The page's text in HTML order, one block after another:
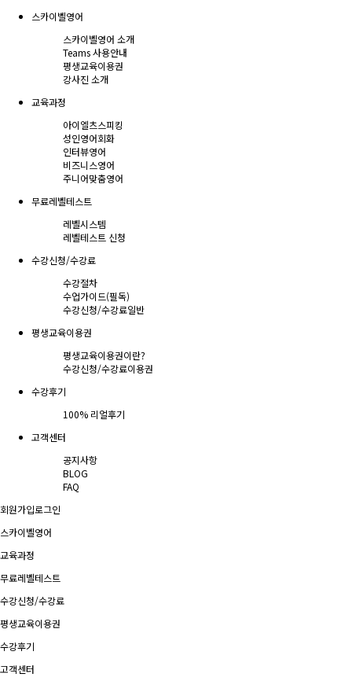
스카이벨영어
스카이벨영어 소개
Teams 사용안내
평생교육이용권
강사진 소개
교육과정
아이엘츠스피킹
성인영어회화
인터뷰영어
비즈니스영어
주니어맞춤영어
무료레벨테스트
레벨시스템
레벨테스트 신청
수강신청/수강료
수강절차
수업가이드(필독)
수강신청/수강료일반
평생교육이용권
평생교육이용권이란?
수강신청/수강료이용권
수강후기
100% 리얼후기
고객센터
공지사항
BLOG
FAQ
회원가입로그인
스카이벨영어
교육과정
무료레벨테스트
수강신청/수강료
평생교육이용권
수강후기
고객센터